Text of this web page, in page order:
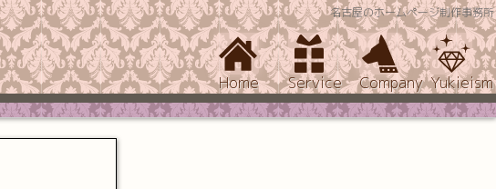
名古屋のホームページ制作事務所
Home Service Company Yukieism